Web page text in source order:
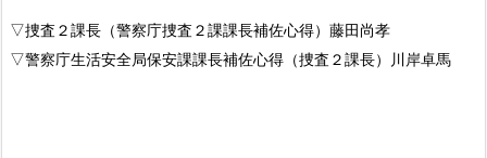
▽捜査２課長（警察庁捜査２課課長補佐心得）藤田尚孝
▽警察庁生活安全局保安課課長補佐心得（捜査２課長）川岸卓馬